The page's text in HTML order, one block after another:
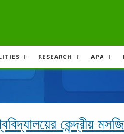
RESEARCH APA
কেন্দ্রীয়